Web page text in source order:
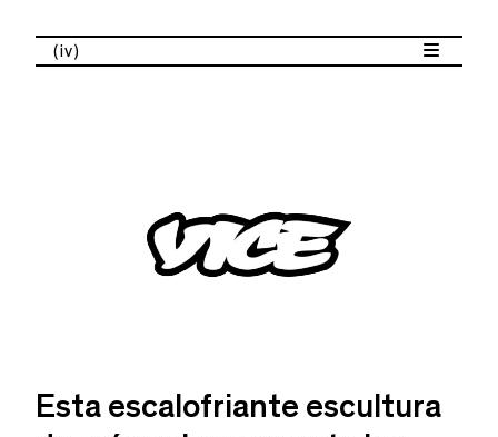
(iv)
Esta escalofriante escultura